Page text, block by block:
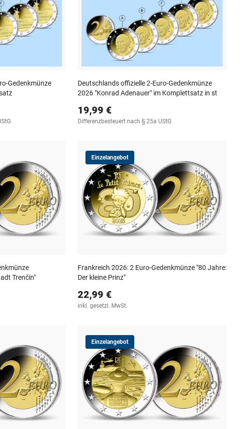
Gedenkmünze
Deutschlands offizielle 2-Euro-Gedenkmünze
2026 "Konrad Adenauer" im Komplettsatz in st
19,99 €
Differenzbesteuert nach § 25a UStG
Trenčín"
Einzelangebot
Frankreich 2026: 2 Euro-Gedenkmünze "80 Jahre:
Der kleine Prinz"
22,99 €
inkl. gesetzl. MwSt.
Einzelangebot